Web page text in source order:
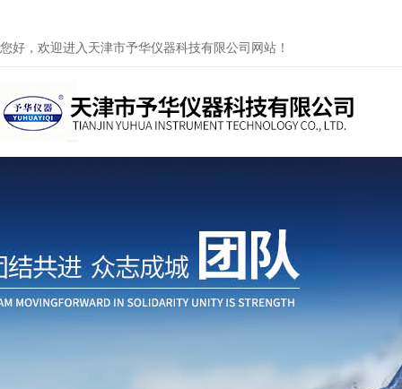
您好，欢迎进入天津市予华仪器科技有限公司网站！